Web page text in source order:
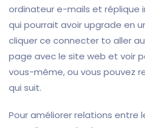
ordinateur e-mails et réplique
qui pourrait avoir upgrade en
cliquer ce connecter to aller
page avec le site web et voir
vous-même, ou vous pouvez
qui suit.
Pour améliorer relations entre